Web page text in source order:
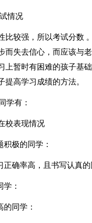
情况
比较强，所以考试分数
而失去信心，而应该与
上暂时有困难的孩子基
提高学习成绩的方法。
学有：
校表现情况
极的同学：
确率高，且书写认真的
：
同学：